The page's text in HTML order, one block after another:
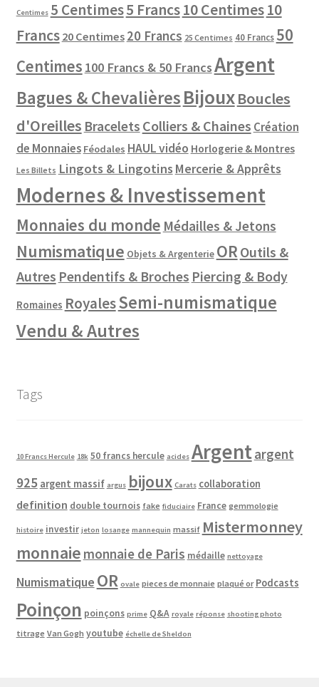
Centimes 5 Centimes5 Francs10 Centimes10
Francs 20 Centimes 20 Francs 25 Centimes 40 Francs 50
Centimes 100 Francs & 50 FrancsArgent
Bagues & ChevalièresBijouxBoucles
d'Oreilles Bracelets Colliers & Chaines Création
de Monnaies Féodales HAUL vidéo Horlogerie & Montres
Les Billets Lingots & Lingotins Mercerie & Apprêts
Modernes & Investissement
Monnaies du monde Médailles & Jetons
Numismatique Objets & Argenterie OR Outils &
Autres Pendentifs & Broches Piercing & Body
Romaines RoyalesSemi-numismatique
Vendu & Autres
Tags
10 Francs Hercule 18k 50 francs hercule acides Argentargent
925 argent massif argus bijoux Carats collaboration
definition double tournois fake fiduciaire France gemmologie
histoire investir jeton losange mannequin massif Mistermonney
monnaie monnaie de Paris médaille nettoyage
Numismatique OR ovale pieces de monnaie plaqué or Podcasts
Poinçon poinçons prime Q&A royale réponse shooting photo
titrage Van Gogh youtube échelle de Sheldon